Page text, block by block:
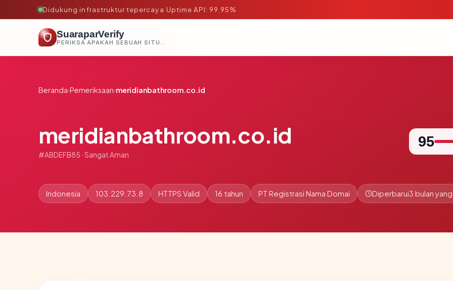
Didukung infrastruktur tepercaya·Uptime API: 99.95%
SuaraparVerify
PERIKSA APAKAH SEBUAH SITUS AMAN, TEPERCAYA, DAN TERVERIFIKASI DALAM HITUNGAN DETIK.
Beranda›Pemeriksaan›meridianbathroom.co.id
meridianbathroom.co.id
#ABDEFB85 · Sangat Aman
95
Indonesia 103.229.73.8 HTTPS Valid 16 tahun PT Registrasi Nama Domai Diperbarui3 bulan yang